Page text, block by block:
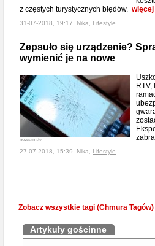
z częstych turystycznych błędów. więcej
31-07-2018, 19:17, Nika, Lifestyle
Zepsuło się urządzenie?
wymienić je na nowe
newsrm.tv
27-07-2018, 15:39, Nika, Lifestyle
Zobacz wszystkie tagi (Chmura Tagów)
Artykuły gościnne